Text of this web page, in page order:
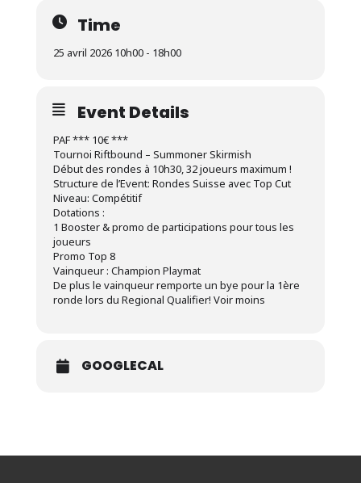
Time
25 avril 2026 10h00 - 18h00
Event Details
PAF *** 10€ ***
Tournoi Riftbound – Summoner Skirmish
Début des rondes à 10h30, 32 joueurs maximum !
Structure de l’Event: Rondes Suisse avec Top Cut
Niveau: Compétitif
Dotations :
1 Booster & promo de participations pour tous les
joueurs
Promo Top 8
Vainqueur : Champion Playmat
De plus le vainqueur remporte un bye pour la 1ère
ronde lors du Regional Qualifier! Voir moins
GOOGLECAL